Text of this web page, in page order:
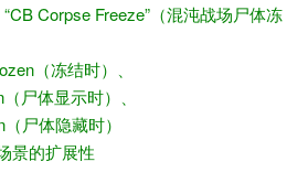
Corpse Freeze”（混沌战场尸体冻
（冻结时）、
尸体显示时）、
尸体隐藏时）
景的扩展性